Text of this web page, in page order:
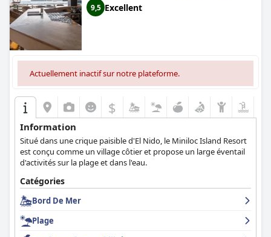
chambres offrent une fin satisfaisante aux journées étouffantes
de Manille. Dans l'ensemble, le New Coast Hotel Manila est un
hôtel 5 étoiles qui mérite d'être visité, en particulier pour son
excellent service et ses prix raisonnables.
9,5 Excellent
Actuellement inactif sur notre plateforme.
$
Information
Situé dans une crique paisible d'El Nido, le Miniloc Island Resort
est conçu comme un village côtier et propose un large éventail
d'activités sur la plage et dans l'eau.
Catégories
Bord De Mer
Plage